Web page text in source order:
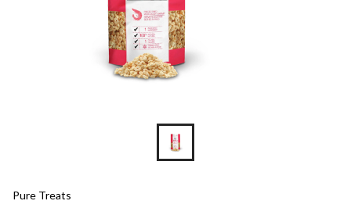
Pure Treats